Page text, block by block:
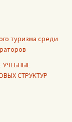
туризма среди
СТРУКТУР